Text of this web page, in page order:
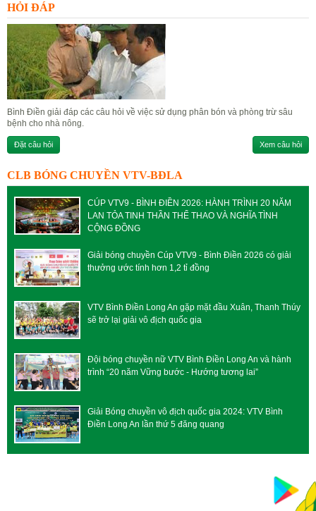
HỎI ĐÁP
Bình Điền giải đáp các câu hỏi về việc sử dụng phân bón và phòng trừ sâu
bệnh cho nhà nông.
Đặt câu hỏi Xem câu hỏi
CLB BÓNG CHUYỀN VTV-BĐLA
CÚP VTV9 - BÌNH ĐIỀN 2026: HÀNH TRÌNH 20 NĂM
LAN TỎA TINH THẦN THỂ THAO VÀ NGHĨA TÌNH
CỘNG ĐỒNG
Giải bóng chuyền Cúp VTV9 - Bình Điền 2026 có giải
thưởng ước tính hơn 1,2 tỉ đồng
VTV Bình Điền Long An gặp mặt đầu Xuân, Thanh Thúy
sẽ trở lại giải vô địch quốc gia
Đội bóng chuyền nữ VTV Bình Điền Long An và hành
trình “20 năm Vững bước - Hướng tương lai”
Giải Bóng chuyền vô địch quốc gia 2024: VTV Bình
Điền Long An lần thứ 5 đăng quang